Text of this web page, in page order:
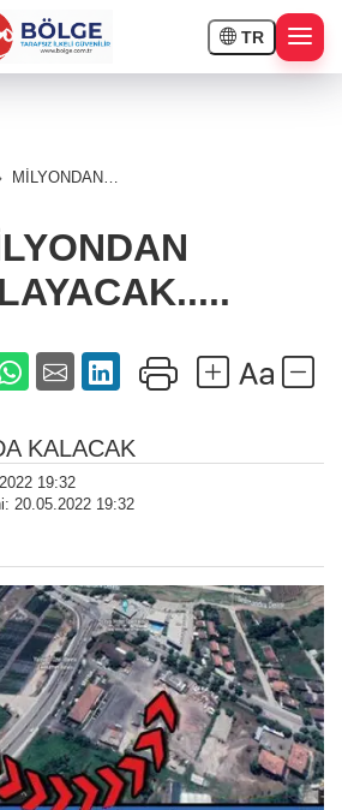
TR
MİLYONDAN
KALACAK
19:32
20.05.2022 19:32